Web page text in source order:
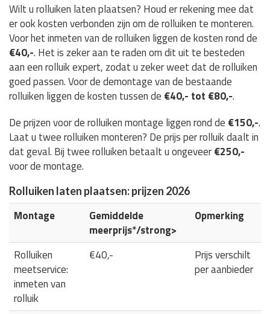
Wilt u rolluiken laten plaatsen? Houd er rekening mee dat
er ook kosten verbonden zijn om de rolluiken te monteren.
Voor het inmeten van de rolluiken liggen de kosten rond de
€40,-. Het is zeker aan te raden om dit uit te besteden
aan een rolluik expert, zodat u zeker weet dat de rolluiken
goed passen. Voor de demontage van de bestaande
rolluiken liggen de kosten tussen de €40,- tot €80,-.
De prijzen voor de rolluiken montage liggen rond de €150,-.
Laat u twee rolluiken monteren? De prijs per rolluik daalt in
dat geval. Bij twee rolluiken betaalt u ongeveer€250,-
voor de montage.
Rolluiken laten plaatsen: prijzen 2026
Montage
Gemiddelde
meerprijs*/strong>
Opmerking
Rolluiken
meetservice:
inmeten van
rolluik
€40,-
Prijs verschilt
per aanbieder